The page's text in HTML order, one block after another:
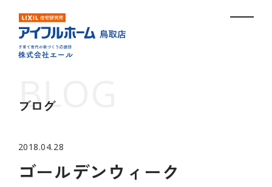
ブログ
2018.04.28
ゴールデンウィーク